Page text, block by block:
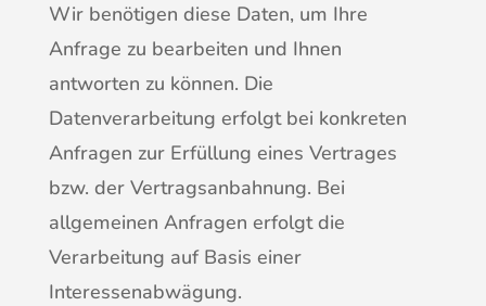
Wir benötigen diese Daten, um Ihre
Anfrage zu bearbeiten und Ihnen
antworten zu können. Die
Datenverarbeitung erfolgt bei konkreten
Anfragen zur Erfüllung eines Vertrages
bzw. der Vertragsanbahnung. Bei
allgemeinen Anfragen erfolgt die
Verarbeitung auf Basis einer
Interessenabwägung.